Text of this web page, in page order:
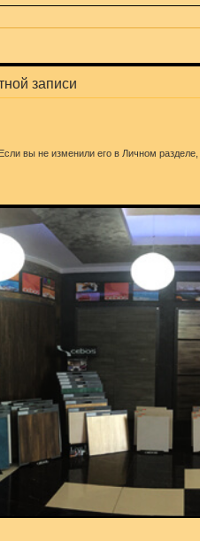
записи
вы не изменили его в Личном разделе,